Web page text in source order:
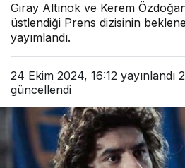
Giray Altınok ve Kerem
üstlendiği Prens dizisinin
yayımlandı.
24 Ekim 2024, 16:12 yayınlandı
güncellendi